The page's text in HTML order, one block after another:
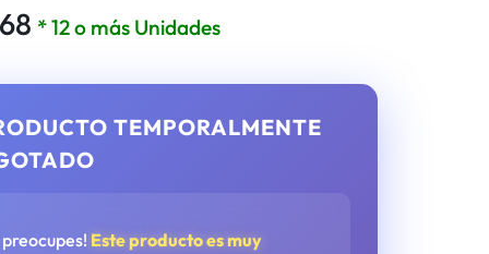
* 12 o más Unidades
TEMPORALMENTE
preocupes! Este producto es muy